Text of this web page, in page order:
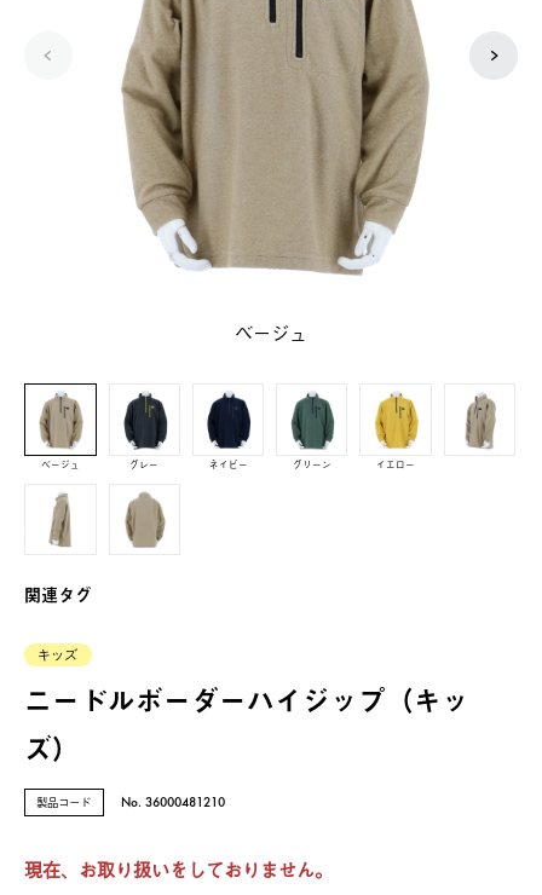
ベージュ
ベージュ グレー ネイビー グリーン イエロー
関連タグ
キッズ
ニードルボーダーハイジップ（キッ
ズ）
製品コード No. 36000481210
現在、お取り扱いをしておりません。